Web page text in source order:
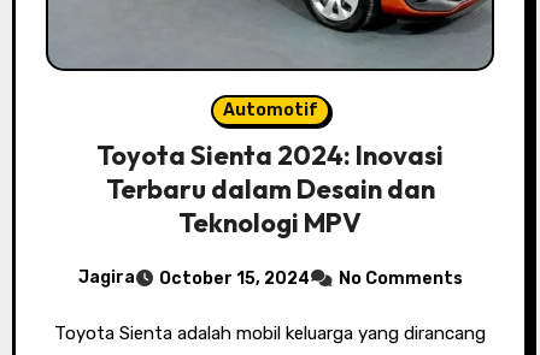
Automotif
Toyota Sienta 2024: Inovasi
Terbaru dalam Desain dan
Teknologi MPV
Jagira October 15, 2024 No Comments
Toyota Sienta adalah mobil keluarga yang dirancang